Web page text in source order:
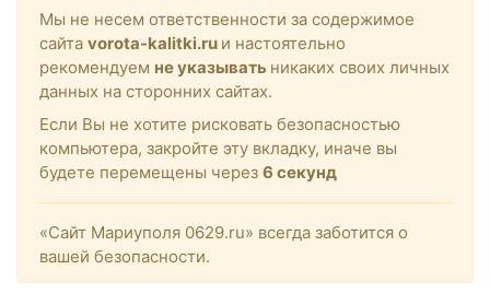
Мы не несем ответственности за содержимое
сайта vorota-kalitki.ru и настоятельно
рекомендуем не указывать никаких своих личных
данных на сторонних сайтах.
Если Вы не хотите рисковать безопасностью
компьютера, закройте эту вкладку, иначе вы
будете перемещены через 6 секунд
«Сайт Мариуполя 0629.ru» всегда заботится о
вашей безопасности.